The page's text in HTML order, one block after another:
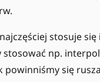
stosuje
np.
powinniśmy się